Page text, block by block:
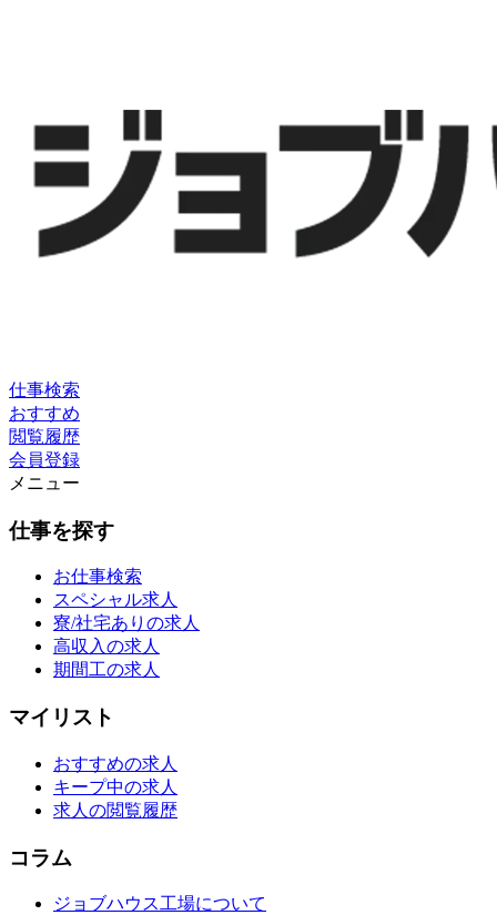
仕事検索
おすすめ
閲覧履歴
会員登録
メニュー
仕事を探す
お仕事検索
スペシャル求人
寮/社宅ありの求人
高収入の求人
期間工の求人
マイリスト
おすすめの求人
キープ中の求人
求人の閲覧履歴
コラム
ジョブハウス工場について